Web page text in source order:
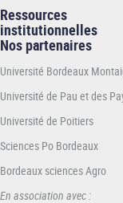
Ressources
institutionnelles
Nos partenaires
Université Bordeaux
Université de Pau et des
Université de Poitiers
Sciences Po Bordeaux
Bordeaux sciences Agro
En association avec :